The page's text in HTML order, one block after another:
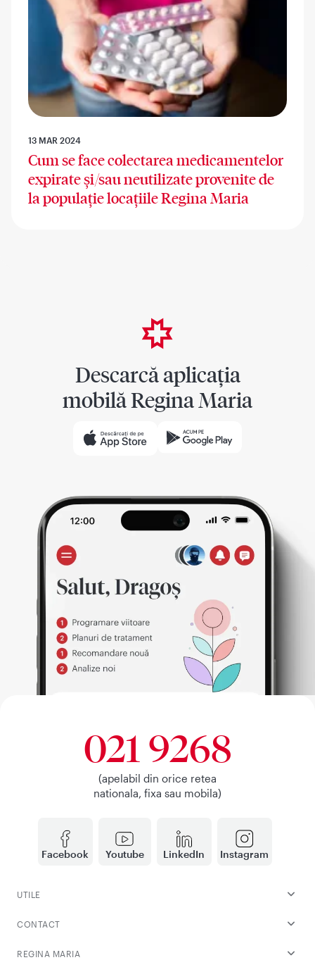
13 MAR 2024
Cum se face colectarea medicamentelor
expirate și/sau neutilizate provenite de
la populație locațiile Regina Maria
Descarcă aplicația
mobilă Regina Maria
Facebook Youtube LinkedIn Instagram
021 9268
(apelabil din orice retea
nationala, fixa sau mobila)
UTILE
CONTACT
REGINA MARIA